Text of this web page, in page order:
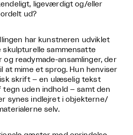
ligeværdigt og/eller
ud?
har kunstneren udviklet
skulpturelle sammensatte
og readymade-ansamlinger, der
at mime et sprog. Hun henviser
skrift – en ulæselig tekst
tegn uden indhold – samt den
synes indlejret i objekterne/
selv.